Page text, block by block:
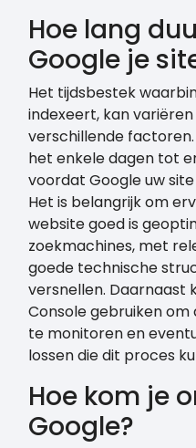
Hoe lang
Google je
Het tijdsbestek
indexeert, kan
verschillende
het enkele dagen tot
voordat Google uw
Het is belangrijk om
website goed is
zoekmachines, met
goede technische
versnellen. Daarnaast
Console gebruiken om
te monitoren en
lossen die dit proces
Hoe kom je
Google?